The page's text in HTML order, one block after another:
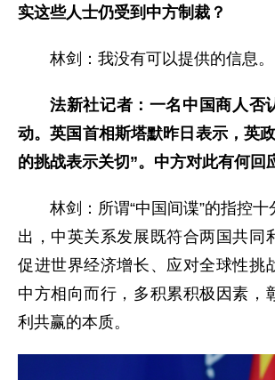
实这些人士仍受到中方制裁？
林剑：我没有可以提供的信息。
法新社记者：一名中国商人否
动。英国首相斯塔默昨日表示，英
的挑战表示关切”。中方对此有何回
林剑：所谓“中国间谍”的指控
出，中英关系发展既符合两国共同
促进世界经济增长、应对全球性挑
中方相向而行，多积累积极因素，
利共赢的本质。